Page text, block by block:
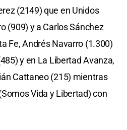
(2149) que en Unidos
(909) y a Carlos Sánchez
Fe, Andrés Navarro (1.300)
y en La Libertad Avanza,
Cattaneo (215) mientras
Vida y Libertad) con